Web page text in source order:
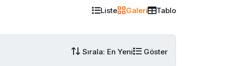
Liste Galeri Tablo
Sırala: En Yeni Göster